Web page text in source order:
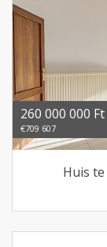
260 000 000 Ft
€709 607
Huis